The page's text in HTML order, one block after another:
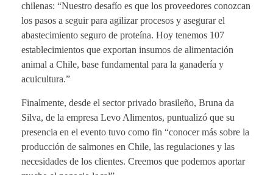
chilenas: “Nuestro desafío es que los proveedores conozcan
los pasos a seguir para agilizar procesos y asegurar el
abastecimiento seguro de proteína. Hoy tenemos 107
establecimientos que exportan insumos de alimentación
animal a Chile, base fundamental para la ganadería y
acuicultura.”
Finalmente, desde el sector privado brasileño, Bruna da
Silva, de la empresa Levo Alimentos, puntualizó que su
presencia en el evento tuvo como fin “conocer más sobre la
producción de salmones en Chile, las regulaciones y las
necesidades de los clientes. Creemos que podemos aportar